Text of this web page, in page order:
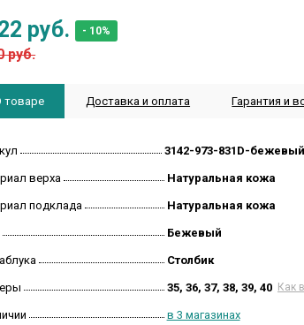
руб. - 10%
руб.
товаре Доставка и оплата Гарантия и
3142-973-831D-
верха Натуральная кожа
подклада Натуральная кожа
Бежевый
Столбик
35, 36, 37, 38, 39, 40 Как
в 3 магазинах